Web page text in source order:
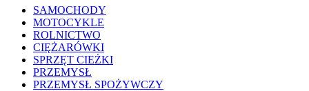
SAMOCHODY
MOTOCYKLE
ROLNICTWO
CIĘŻARÓWKI
SPRZĘT CIEŻKI
PRZEMYSŁ
PRZEMYSŁ SPOŻYWCZY